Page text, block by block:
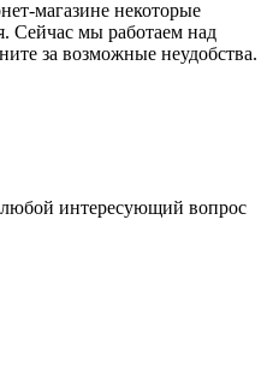
магазине некоторые
Сейчас мы работаем над
за возможные неудобства.
интересующий вопрос